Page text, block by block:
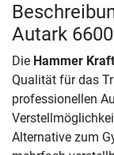
Autark 6600
Die Hammer
Qualität für das
professionellen
Alternative zum